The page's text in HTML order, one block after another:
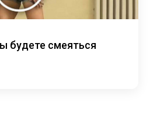
будете смеяться